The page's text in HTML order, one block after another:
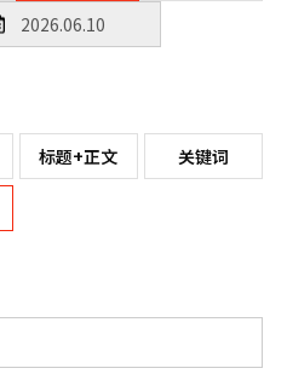
标题+正文 关键词